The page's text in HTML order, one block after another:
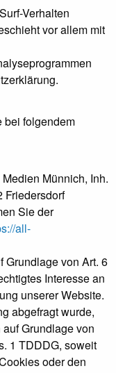
Verhalten
vor allem mit
bei folgendem
Münnich, Inh.
Friedersdorf
Sie der
all-
Grundlage von Art. 6
Interesse an
unserer Website.
abgefragt wurde,
Grundlage von
1 TDDDG, soweit
oder den